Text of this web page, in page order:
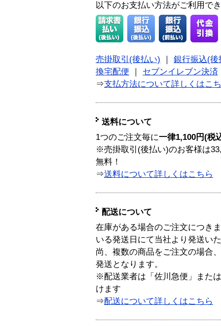
以下のお支払い方法がご利用で
売掛取引(後払い)
銀行振込(後
換宅配便
セブンイレブン決済
⇒支払方法について詳しくはこ
送料について
1つのご注文毎に一律1,100円(税
※売掛取引(後払い)のお客様は
無料！
⇒送料について詳しくはこちら
配送について
在庫がある場合のご注文につき
いる発送日にて当社より発送い
尚、複数の商品をご注文の場合
発送となります。
※配送業者は「佐川急便」また
けます
⇒配送について詳しくはこちら